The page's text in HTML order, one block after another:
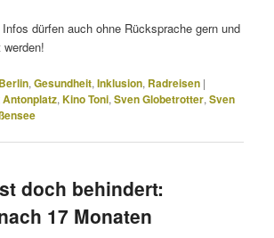
dürfen auch ohne Rücksprache gern und
Berlin,Gesundheit,Inklusion, Radreisen |
Antonplatz,Kino Toni,Sven Globetrotter,Sven
doch behindert:
17 Monaten